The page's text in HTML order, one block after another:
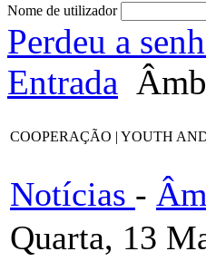
Nome de utilizador
Perdeu a
Entrada
COOPERAÇÃO | YOUTH AND
Notícias -
Quarta, 13